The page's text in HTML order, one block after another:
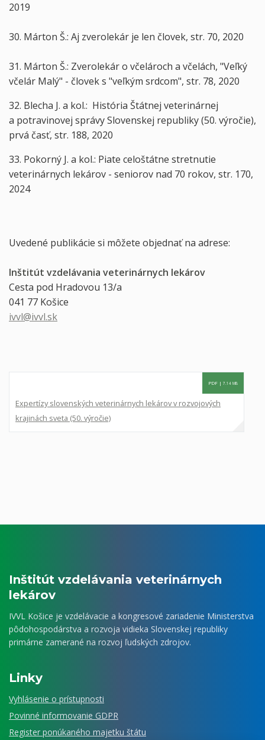
2019
30. Márton Š.: Aj zverolekár je len človek, str. 70, 2020
31. Márton Š.: Zverolekár o včelároch a včelách, "Veľký
včelár Malý" - človek s "veľkým srdcom", str. 78, 2020
32. Blecha J. a kol.: História Štátnej veterinárnej
a potravinovej správy Slovenskej republiky (50. výročie),
prvá časť, str. 188, 2020
33. Pokorný J. a kol.: Piate celoštátne stretnutie
veterinárnych lekárov - seniorov nad 70 rokov, str. 170,
2024
Uvedené publikácie si môžete objednať na adrese:
Inštitút vzdelávania veterinárnych lekárov
Cesta pod Hradovou 13/a
041 77 Košice
ivvl@ivvl.sk
PDF | 7.14 MB
Expertízy slovenských veterinárnych lekárov v rozvojových
krajinách sveta (50. výročie)
Inštitút vzdelávania veterinárnych
lekárov
IVVL Košice je vzdelávacie a kongresové zariadenie Ministerstva
pôdohospodárstva a rozvoja vidieka Slovenskej republiky
primárne zamerané na rozvoj ľudských zdrojov.
Linky
Vyhlásenie o prístupnosti
Povinné informovanie GDPR
Register ponúkaného majetku štátu